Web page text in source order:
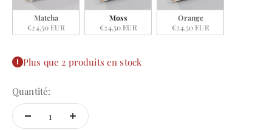
Matcha
€24,50 EUR
Moss
€24,50 EUR
Orange
€24,50 EUR
Plus que 2 produits en stock
Quantité: